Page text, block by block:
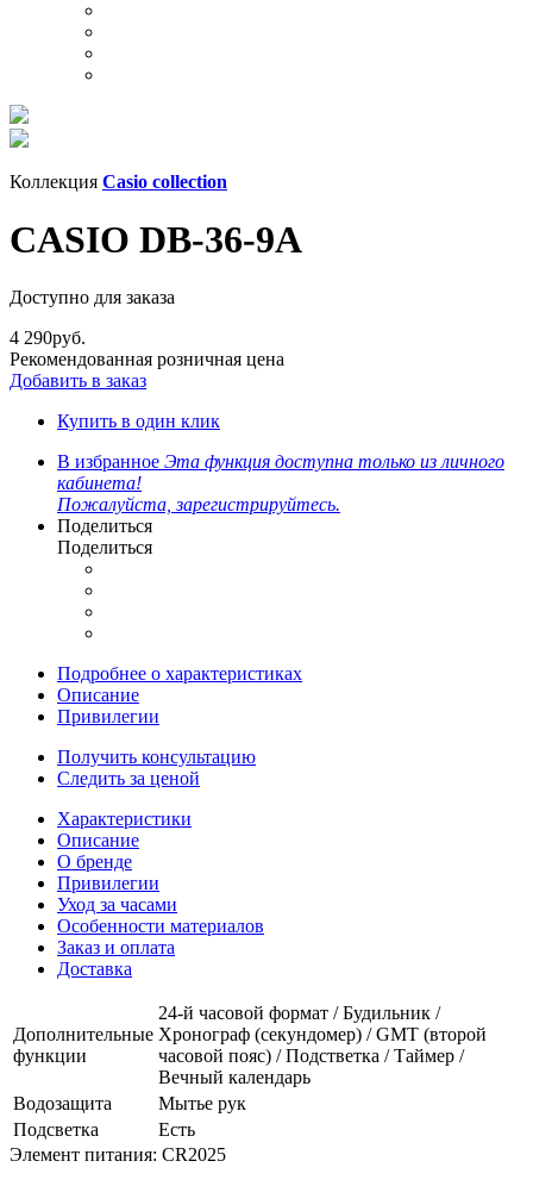
Коллекция Casio collection
CASIO DB-36-9A
Доступно для заказа
4 290руб.
Рекомендованная розничная цена
Добавить в заказ
Купить в один клик
В избранное Эта функция доступна только из личного
кабинета!
Пожалуйста, зарегистрируйтесь.
Поделиться
Поделиться
Подробнее о характеристиках
Описание
Привилегии
Получить консультацию
Следить за ценой
Характеристики
Описание
О бренде
Привилегии
Уход за часами
Особенности материалов
Заказ и оплата
Доставка
Дополнительные
функции
24-й часовой формат / Будильник /
Хронограф (секундомер) / GMT (второй
часовой пояс) / Подстветка / Таймер /
Вечный календарь
Водозащита
Мытье рук
Подсветка
Есть
Элемент питания: CR2025